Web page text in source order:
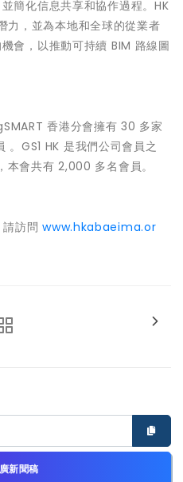
簡化信息共享和協作過程。HK
力，並為本地和全球的從業者
會，以推動可持續 BIM 路線圖
香港分會擁有 30 多家
。GS1 HK 是我們公司會員之
本會共有 2,000 多名會員。
請訪問www.hkabaeima.or
新聞稿